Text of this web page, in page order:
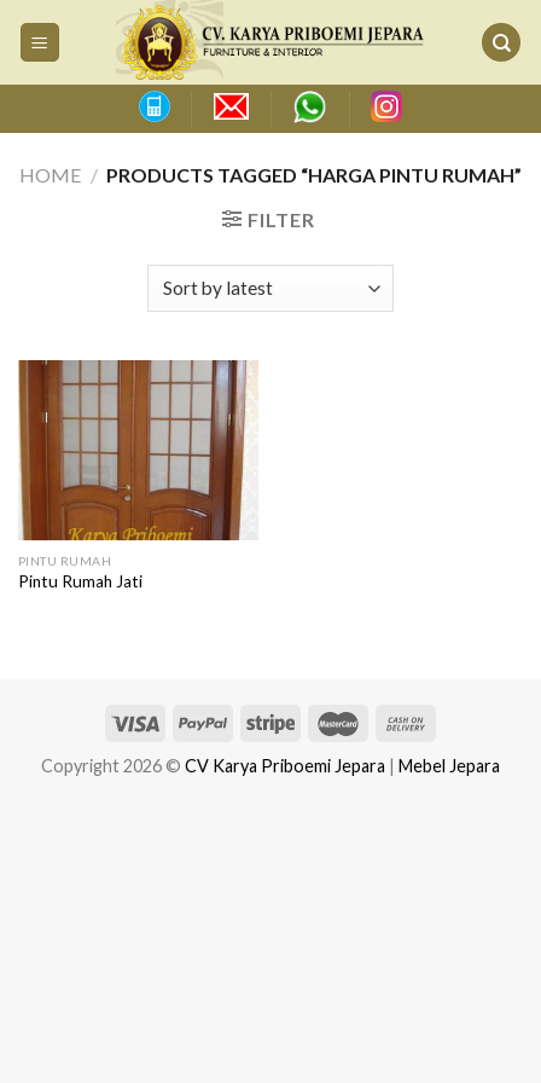
HOME / PRODUCTS TAGGED “HARGA PINTU RUMAH”
FILTER
PINTU RUMAH
Pintu Rumah Jati
Copyright 2026 © CV Karya Priboemi Jepara | Mebel Jepara